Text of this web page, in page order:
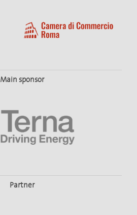
Main sponsor
Partner